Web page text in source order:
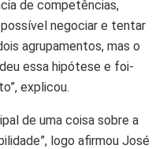
de competências,
negociar e tentar
agrupamentos, mas o
essa hipótese e foi-
explicou.
de uma coisa sobre a
logo afirmou José